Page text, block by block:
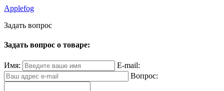
Applefog
Задать вопрос
Задать вопрос о товаре:
Имя:
E-mail:
Вопрос: